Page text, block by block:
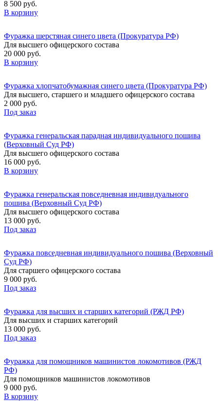
8 500 руб.
В корзину
Фуражка шерстяная синего цвета (Прокуратура РФ)
Для высшего офицерского состава
20 000 руб.
В корзину
Фуражка хлопчатобумажная синего цвета (Прокуратура РФ)
Для высшего, старшего и младшего офицерского состава
2 000 руб.
Под заказ
Фуражка генеральская парадная индивидуального пошива
(Верховный Суд РФ)
Для высшего офицерского состава
16 000 руб.
В корзину
Фуражка генеральская повседневная индивидуального
пошива (Верховный Суд РФ)
Для высшего офицерского состава
13 000 руб.
Под заказ
Фуражка повседневная индивидуального пошива (Верховный
Суд РФ)
Для старшего офицерского состава
9 000 руб.
Под заказ
Фуражка для высших и старших категорий (РЖД РФ)
Для высших и старших категорий
13 000 руб.
Под заказ
Фуражка для помощников машинистов локомотивов (РЖД
РФ)
Для помощников машинистов локомотивов
9 000 руб.
В корзину